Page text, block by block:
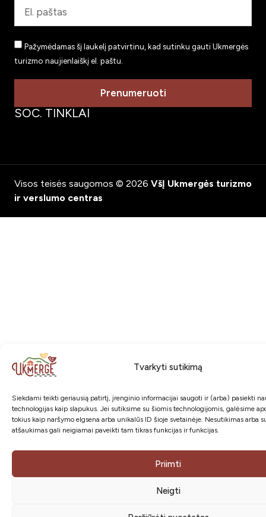
Tvarkyti sutikimą
Siekdami teikti geriausią patirtį, įrenginio informacijai saugoti ir (arba) pasiekti
technologijas kaip slapukus. Jei sutiksime su šiomis technologijomis, galėsime
tokius kaip naršymo elgsena arba unikalūs ID šioje svetainėje. Nesutikimas arba
atšaukimas gali neigiamai paveikti tam tikras funkcijas ir funkcijas.
Priimti
Neigti
Pažymėdamas šį laukelį patvirtinu, kad sutinku gauti Ukmergės
turizmo naujienlaiškį el. paštu.
Prenumeruoti
SOC. TINKLAI
Visos teisės saugomos © 2026 VšĮ Ukmergės turizmo
ir verslumo centras